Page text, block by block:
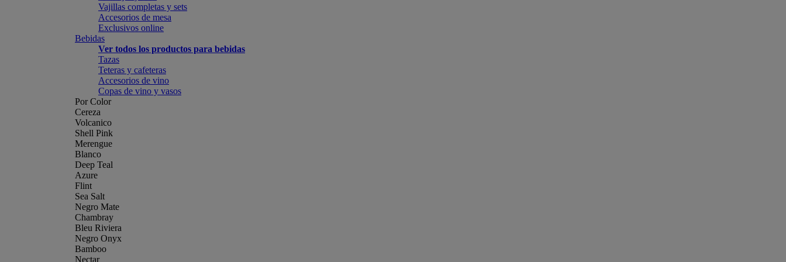
Vajillas completas y sets
Accesorios de mesa
Exclusivos online
Bebidas
Ver todos los productos para bebidas
Tazas
Teteras y cafeteras
Accesorios de vino
Copas de vino y vasos
Por Color
Cereza
Volcanico
Shell Pink
Merengue
Blanco
Deep Teal
Azure
Flint
Sea Salt
Negro Mate
Chambray
Bleu Riviera
Negro Onyx
Bamboo
Nectar